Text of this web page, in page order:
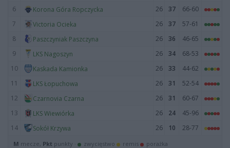
6
Korona Góra Ropczycka 26 37
66-60
7
Victoria Ocieka 26 37
57-61
8
Paszczyniak Paszczyna 26 36
46-65
9
LKS Nagoszyn 26 34
68-53
10
Kaskada Kamionka 26 33
44-62
11
LKS Łopuchowa 26 31
52-54
12
Czarnovia Czarna 26 31
60-67
13
LKS Wiewiórka 26 24
45-96
14
Sokół Krzywa 26 10 28-77
M mecze, Pkt punkty · zwycięstwo remis porażka